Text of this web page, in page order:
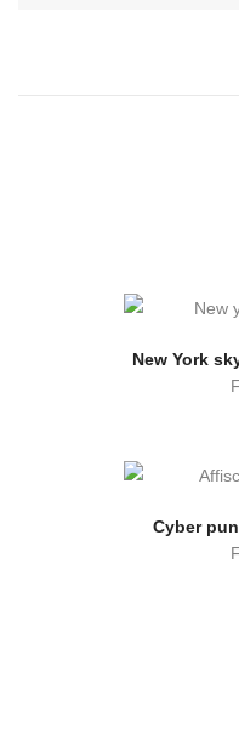
New York
Cyber